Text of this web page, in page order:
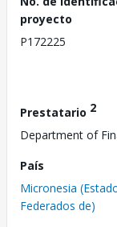
proyecto
P172225
Prestatario 2
Department of
País
Micronesia
Federados de)